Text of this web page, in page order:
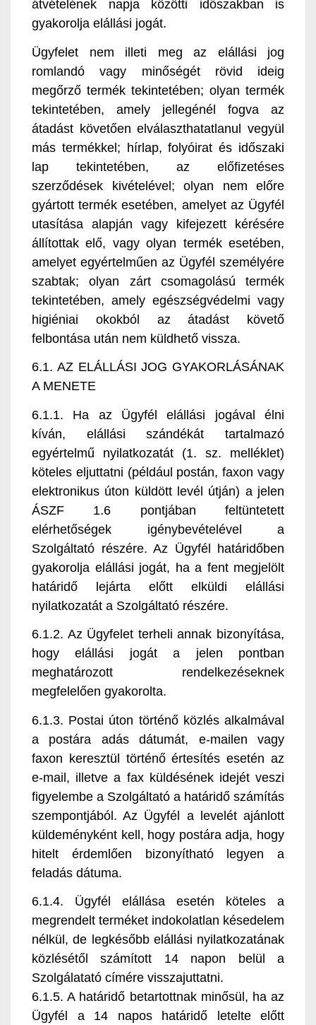
átvételének napja közötti időszakban is
gyakorolja elállási jogát.
Ügyfelet nem illeti meg az elállási jog
romlandó vagy minőségét rövid ideig
megőrző termék tekintetében; olyan termék
tekintetében, amely jellegénél fogva az
átadást követően elválaszthatatlanul vegyül
más termékkel; hírlap, folyóirat és időszaki
lap tekintetében, az előfizetéses
szerződések kivételével; olyan nem előre
gyártott termék esetében, amelyet az Ügyfél
utasítása alapján vagy kifejezett kérésére
állítottak elő, vagy olyan termék esetében,
amelyet egyértelműen az Ügyfél személyére
szabtak; olyan zárt csomagolású termék
tekintetében, amely egészségvédelmi vagy
higiéniai okokból az átadást követő
felbontása után nem küldhető vissza.
6.1. AZ ELÁLLÁSI JOG GYAKORLÁSÁNAK
A MENETE
6.1.1. Ha az Ügyfél elállási jogával élni
kíván, elállási szándékát tartalmazó
egyértelmű nyilatkozatát (1. sz. melléklet)
köteles eljuttatni (például postán, faxon vagy
elektronikus úton küldött levél útján) a jelen
ÁSZF 1.6 pontjában feltüntetett
elérhetőségek igénybevételével a
Szolgáltató részére. Az Ügyfél határidőben
gyakorolja elállási jogát, ha a fent megjelölt
határidő lejárta előtt elküldi elállási
nyilatkozatát a Szolgáltató részére.
6.1.2. Az Ügyfelet terheli annak bizonyítása,
hogy elállási jogát a jelen pontban
meghatározott rendelkezéseknek
megfelelően gyakorolta.
6.1.3. Postai úton történő közlés alkalmával
a postára adás dátumát, e-mailen vagy
faxon keresztül történő értesítés esetén az
e-mail, illetve a fax küldésének idejét veszi
figyelembe a Szolgáltató a határidő számítás
szempontjából. Az Ügyfél a levelét ajánlott
küldeményként kell, hogy postára adja, hogy
hitelt érdemlően bizonyítható legyen a
feladás dátuma.
6.1.4. Ügyfél elállása esetén köteles a
megrendelt terméket indokolatlan késedelem
nélkül, de legkésőbb elállási nyilatkozatának
közlésétől számított 14 napon belül a
Szolgálatató címére visszajuttatni.
6.1.5. A határidő betartottnak minősül, ha az
Ügyfél a 14 napos határidő letelte előtt